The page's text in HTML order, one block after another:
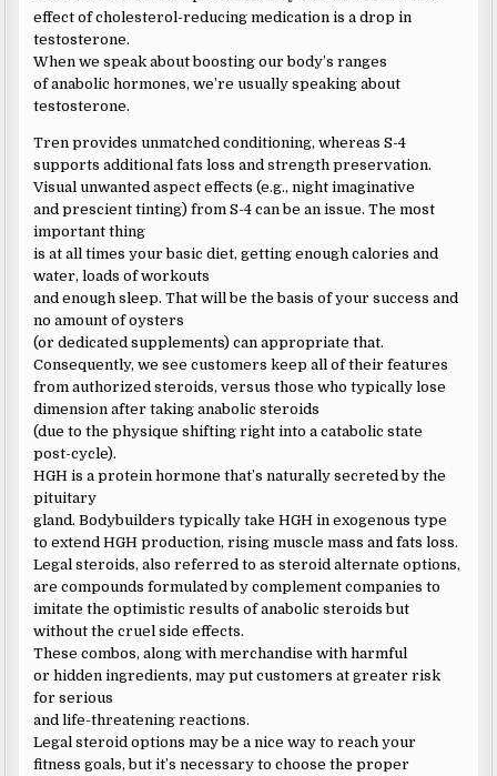
effect of cholesterol-reducing medication is a drop in
testosterone.
When we speak about boosting our body’s ranges
of anabolic hormones, we’re usually speaking about
testosterone.
Tren provides unmatched conditioning, whereas S-4
supports additional fats loss and strength preservation.
Visual unwanted aspect effects (e.g., night imaginative
and prescient tinting) from S-4 can be an issue. The most
important thing
is at all times your basic diet, getting enough calories and
water, loads of workouts
and enough sleep. That will be the basis of your success and
no amount of oysters
(or dedicated supplements) can appropriate that.
Consequently, we see customers keep all of their features
from authorized steroids, versus those who typically lose
dimension after taking anabolic steroids
(due to the physique shifting right into a catabolic state
post-cycle).
HGH is a protein hormone that’s naturally secreted by the
pituitary
gland. Bodybuilders typically take HGH in exogenous type
to extend HGH production, rising muscle mass and fats loss.
Legal steroids, also referred to as steroid alternate options,
are compounds formulated by complement companies to
imitate the optimistic results of anabolic steroids but
without the cruel side effects.
These combos, along with merchandise with harmful
or hidden ingredients, may put customers at greater risk
for serious
and life-threatening reactions.
Legal steroid options may be a nice way to reach your
fitness goals, but it’s necessary to choose the proper